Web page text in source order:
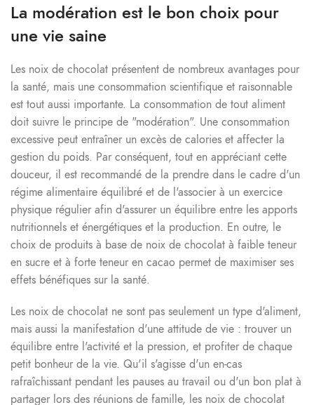
La modération est le bon choix pour
une vie saine
Les noix de chocolat présentent de nombreux avantages pour
la santé, mais une consommation scientifique et raisonnable
est tout aussi importante. La consommation de tout aliment
doit suivre le principe de "modération". Une consommation
excessive peut entraîner un excès de calories et affecter la
gestion du poids. Par conséquent, tout en appréciant cette
douceur, il est recommandé de la prendre dans le cadre d'un
régime alimentaire équilibré et de l'associer à un exercice
physique régulier afin d'assurer un équilibre entre les apports
nutritionnels et énergétiques et la production. En outre, le
choix de produits à base de noix de chocolat à faible teneur
en sucre et à forte teneur en cacao permet de maximiser ses
effets bénéfiques sur la santé.
Les noix de chocolat ne sont pas seulement un type d'aliment,
mais aussi la manifestation d'une attitude de vie : trouver un
équilibre entre l'activité et la pression, et profiter de chaque
petit bonheur de la vie. Qu'il s'agisse d'un en-cas
rafraîchissant pendant les pauses au travail ou d'un bon plat à
partager lors des réunions de famille, les noix de chocolat